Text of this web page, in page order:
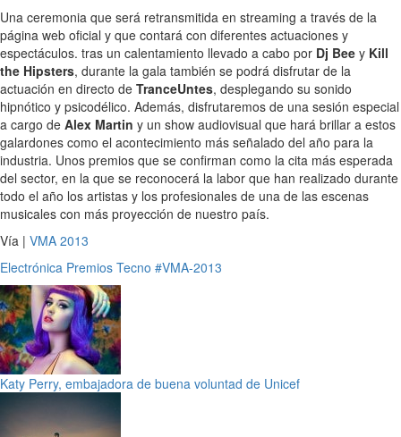
Una ceremonia que será retransmitida en streaming a través de la
página web oficial y que contará con diferentes actuaciones y
espectáculos. tras un calentamiento llevado a cabo por Dj Bee y Kill
the Hipsters, durante la gala también se podrá disfrutar de la
actuación en directo de TranceUntes, desplegando su sonido
hipnótico y psicodélico. Además, disfrutaremos de una sesión especial
a cargo de Alex Martin y un show audiovisual que hará brillar a estos
galardones como el acontecimiento más señalado del año para la
industria. Unos premios que se confirman como la cita más esperada
del sector, en la que se reconocerá la labor que han realizado durante
todo el año los artistas y los profesionales de una de las escenas
musicales con más proyección de nuestro país.
Vía | VMA 2013
Electrónica Premios Tecno #VMA-2013
Katy Perry, embajadora de buena voluntad de Unicef